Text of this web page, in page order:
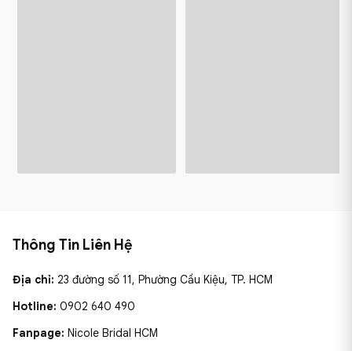
Thông Tin Liên Hệ
Địa chỉ: 23 đường số 11, Phường Cầu Kiệu, TP. HCM
Hotline: 0902 640 490
Fanpage: Nicole Bridal HCM